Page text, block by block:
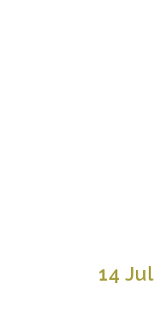
14 Jul